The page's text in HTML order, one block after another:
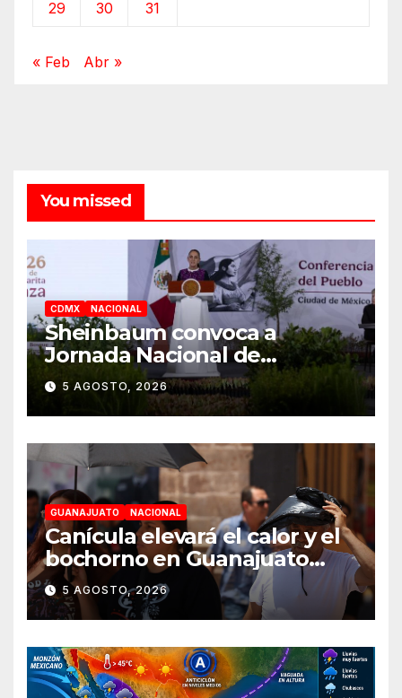
29 30 31
« Feb Abr »
You missed
CDMX NACIONAL
Sheinbaum convoca a
Jornada Nacional de
Reforestación el 9 de agosto
5 AGOSTO, 2026
GUANAJUATO NACIONAL
Canícula elevará el calor y el
bochorno en Guanajuato
durante agosto
5 AGOSTO, 2026